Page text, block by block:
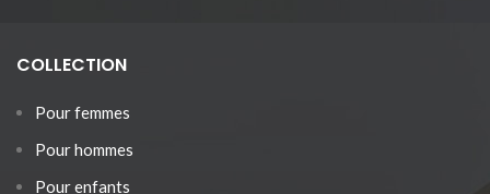
COLLECTION
Pour femmes
Pour hommes
Pour enfants